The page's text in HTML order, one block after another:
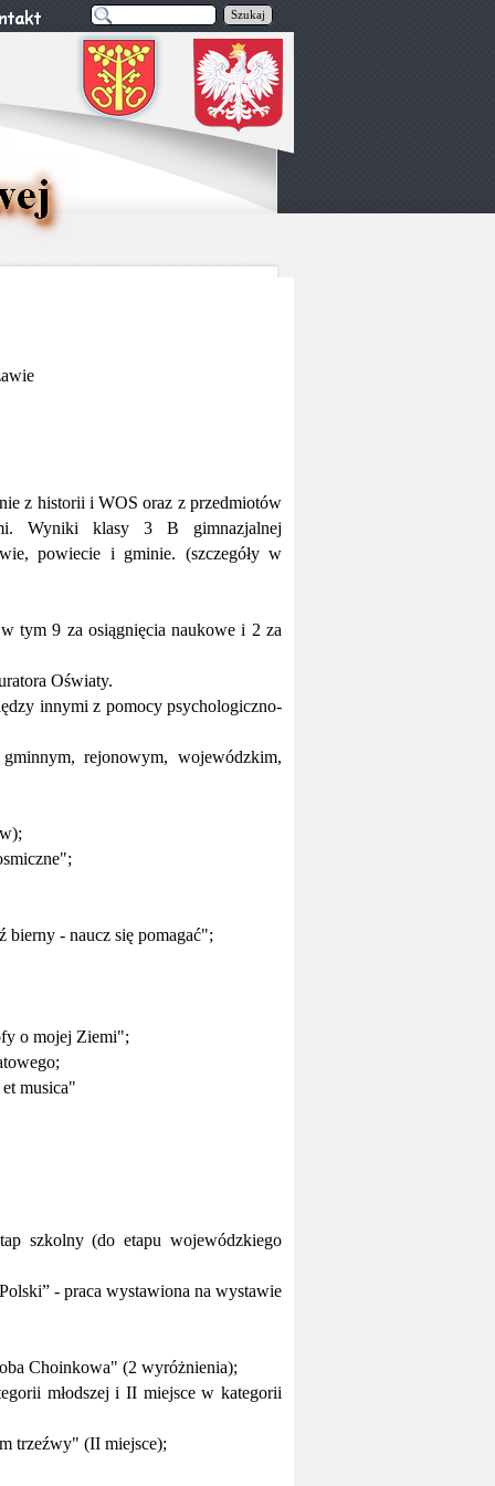
Szukaj
z historii i WOS oraz z przedmiotów
Wyniki klasy 3 B gimnazjalnej
powiecie i gminie. (szczegóły w
tym 9 za osiągnięcia naukowe i 2 za
Oświaty.
innymi z pomocy psychologiczno-
rejonowym, wojewódzkim,
- naucz się pomagać";
o mojej Ziemi";
musica"
szkolny (do etapu wojewódzkiego
- praca wystawiona na wystawie
Choinkowa" (2 wyróżnienia);
młodszej i II miejsce w kategorii
trzeźwy" (II miejsce);